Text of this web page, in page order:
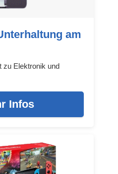
am
zu Elektronik und
Infos